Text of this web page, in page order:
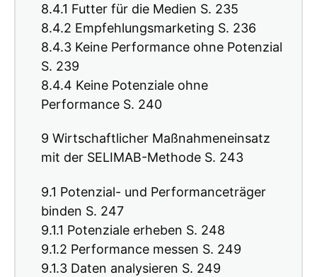
8.4.1 Futter für die Medien S. 235
8.4.2 Empfehlungsmarketing S. 236
8.4.3 Keine Performance ohne Potenzial
S. 239
8.4.4 Keine Potenziale ohne
Performance S. 240
9 Wirtschaftlicher Maßnahmeneinsatz
mit der SELIMAB-Methode S. 243
9.1 Potenzial- und Performanceträger
binden S. 247
9.1.1 Potenziale erheben S. 248
9.1.2 Performance messen S. 249
9.1.3 Daten analysieren S. 249